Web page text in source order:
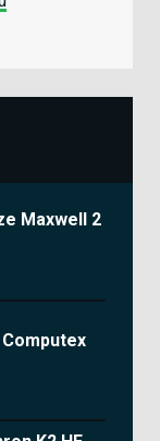
Maxwell 2